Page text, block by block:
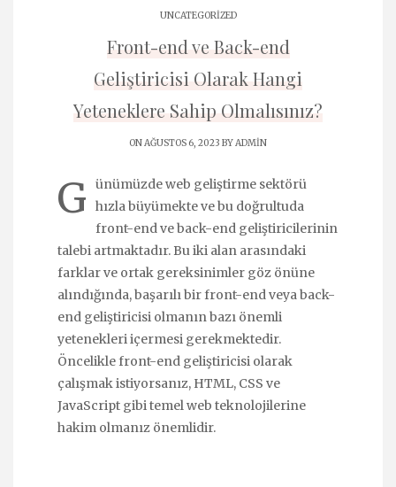
UNCATEGORIZED
Front-end ve Back-end
Geliştiricisi Olarak Hangi
Yeteneklere Sahip Olmalısınız?
ON AĞUSTOS 6, 2023 BYADMIN
G
ünümüzde web geliştirme sektörü
hızla büyümekte ve bu doğrultuda
front-end ve back-end geliştiricilerinin
talebi artmaktadır. Bu iki alan arasındaki
farklar ve ortak gereksinimler göz önüne
alındığında, başarılı bir front-end veya back-
end geliştiricisi olmanın bazı önemli
yetenekleri içermesi gerekmektedir.
Öncelikle front-end geliştiricisi olarak
çalışmak istiyorsanız, HTML, CSS ve
JavaScript gibi temel web teknolojilerine
hakim olmanız önemlidir.